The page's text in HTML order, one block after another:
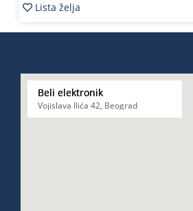
Lista želja
Beli elektronik
Vojislava Ilića 42, Beograd